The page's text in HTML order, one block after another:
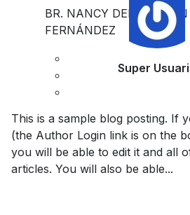
BR. NANCY DEL
FERNÁNDEZ
Super
This is a sample blog posting. If
(the Author Login link is on the
you will be able to edit it and all
articles. You will also be able...